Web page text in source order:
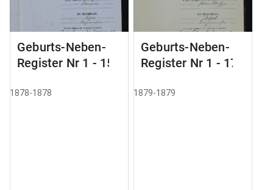
Geburts-Neben-
Register Nr 1 - 155
1878-1878
Geburts-Neben-
Register Nr 1 - 179
1879-1879